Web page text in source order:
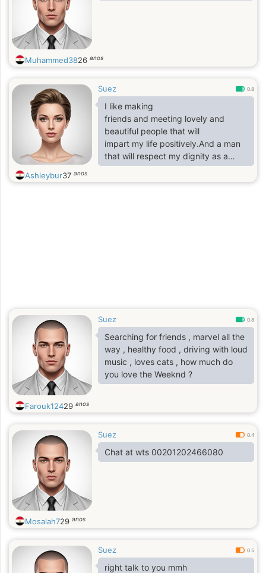
Muhammed3826 anos
Suez 0.8
I like making
friends and meeting lovely and
beautiful people that will
impart my life positively.And a man
that will respect my dignity as a
woman
Ashleybur37 anos
Suez 0.8
Searching for friends , marvel all the
way , healthy food , driving with loud
music , loves cats , how much do
you love the Weeknd ?
Farouk12429 anos
Suez 0.4
Chat at wts 00201202466080
Mosalah729 anos
Suez 0.5
right talk to you mmh